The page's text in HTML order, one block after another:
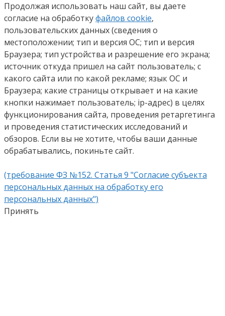
Продолжая использовать наш сайт, вы даете
согласие на обработкуфайлов cookie,
пользовательских данных (сведения о
местоположении; тип и версия ОС; тип и версия
Браузера; тип устройства и разрешение его экрана;
источник откуда пришел на сайт пользователь; с
какого сайта или по какой рекламе; язык ОС и
Браузера; какие страницы открывает и на какие
кнопки нажимает пользователь; ip-адрес) в целях
функционирования сайта, проведения ретаргетинга
и проведения статистических исследований и
обзоров. Если вы не хотите, чтобы ваши данные
обрабатывались, покиньте сайт.
(требование ФЗ №152. Статья 9 "Согласие субъекта
персональных данных на обработку его
персональных данных")
Принять